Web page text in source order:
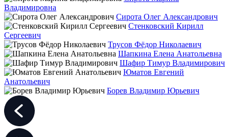
Владимировна
Сирота Олег Александрович
Стенковский Кирилл
Сергеевич
Трусов Фёдор Николаевич
Шапкина Елена Анатольевна
Шафир Тимур Владимирович
Юматов Евгений
Анатольевич
Борев Владимир Юрьевич